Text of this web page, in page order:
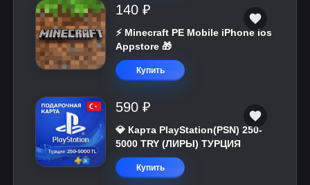
140 ₽
⚡️ Minecraft PE Mobile iPhone ios
Appstore 🎁
Купить
590 ₽
💎 Карта PlayStation(PSN) 250-
5000 TRY (ЛИРЫ) ТУРЦИЯ
Купить